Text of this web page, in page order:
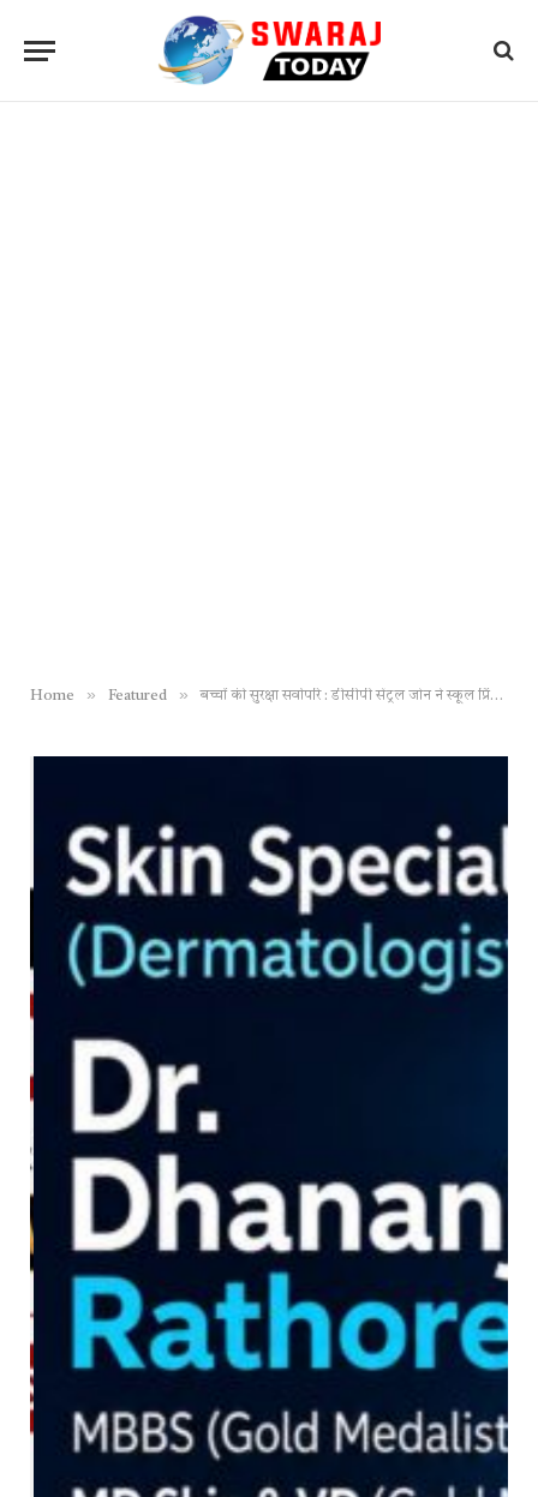
Home » Featured » बच्चों की सुरक्षा सर्वोपरि : डीसीपी सेंट्रल जोन ने स्कूल प्रिंसिपल्स की ली अहम बैठक, दिए गए जरूरी दिशा निर्देश